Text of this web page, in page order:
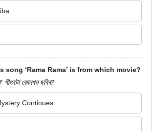
song ‘Rama Rama’ is from which movie?
গীতটো কোনখন ছবিৰ?
Continues